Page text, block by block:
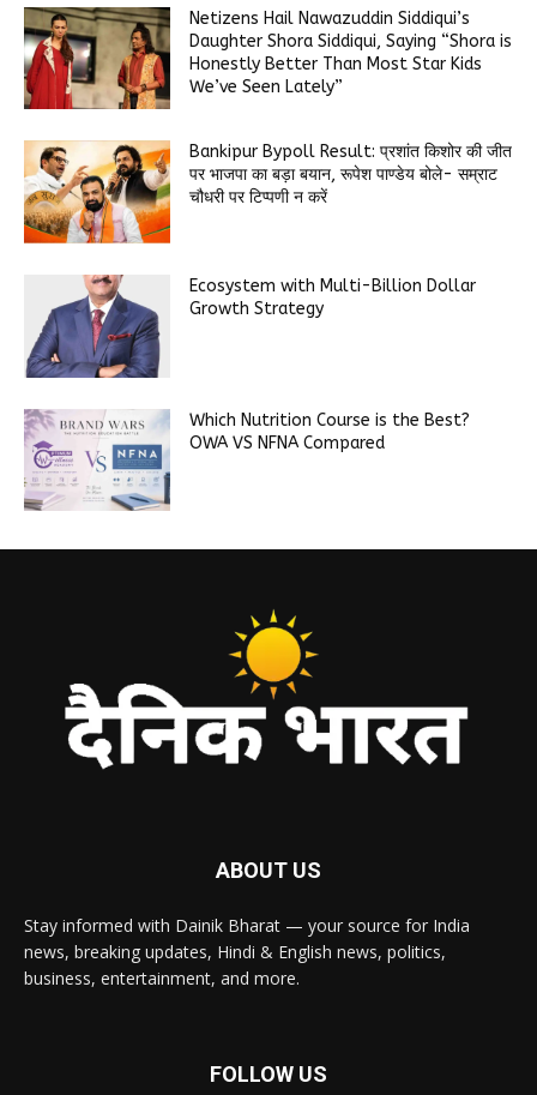
Netizens Hail Nawazuddin Siddiqui’s
Daughter Shora Siddiqui, Saying “Shora is
Honestly Better Than Most Star Kids
We’ve Seen Lately”
Bankipur Bypoll Result: प्रशांत किशोर की जीत
पर भाजपा का बड़ा बयान, रूपेश पाण्डेय बोले- सम्राट
चौधरी पर टिप्पणी न करें
Ecosystem with Multi-Billion Dollar
Growth Strategy
Which Nutrition Course is the Best?
OWA VS NFNA Compared
ABOUT US
Stay informed with Dainik Bharat — your source for India
news, breaking updates, Hindi & English news, politics,
business, entertainment, and more.
FOLLOW US